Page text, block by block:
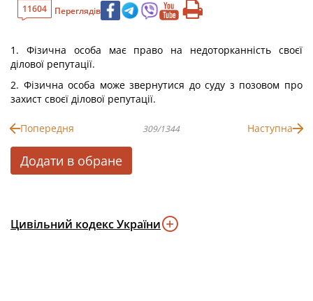
11604 Переглядів
1. Фізична особа має право на недоторканність своєї
ділової репутації.
2. Фізична особа може звернутися до суду з позовом про
захист своєї ділової репутації.
Попередня 309/1344 Наступна
Додати в обране
Цивільний кодекс України